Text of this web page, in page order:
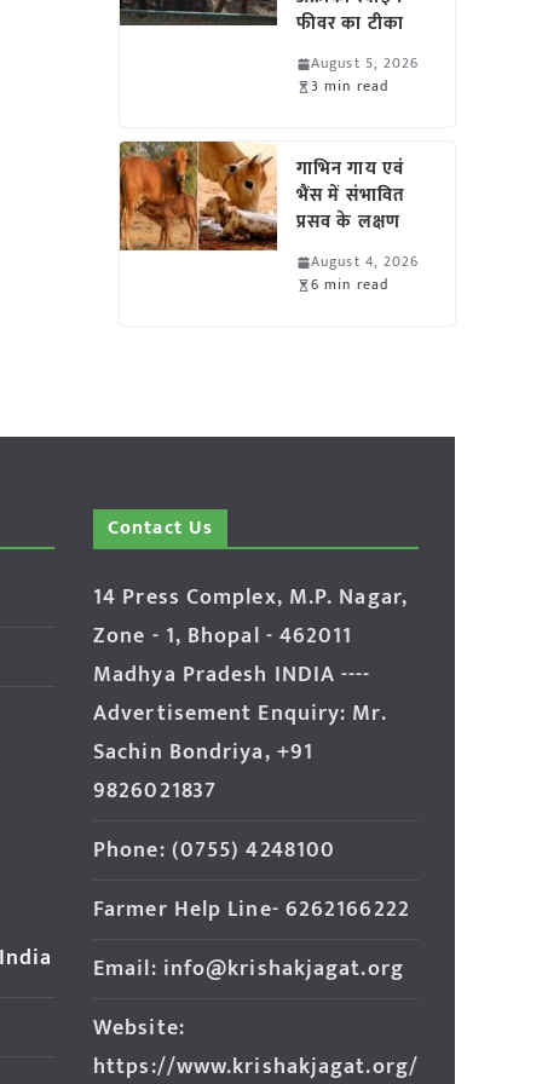
फीवर का टीका
August 5, 2026
3 min read
गाभिन गाय एवं
भैंस में संभावित
प्रसव के लक्षण
August 4, 2026
6 min read
Contact Us
14 Press Complex, M.P. Nagar,
Zone - 1, Bhopal - 462011
Madhya Pradesh INDIA ----
Advertisement Enquiry: Mr.
Sachin Bondriya, +91
9826021837
Phone: (0755) 4248100
Farmer Help Line- 6262166222
Email: info@krishakjagat.org
Website:
https://www.krishakjagat.org/